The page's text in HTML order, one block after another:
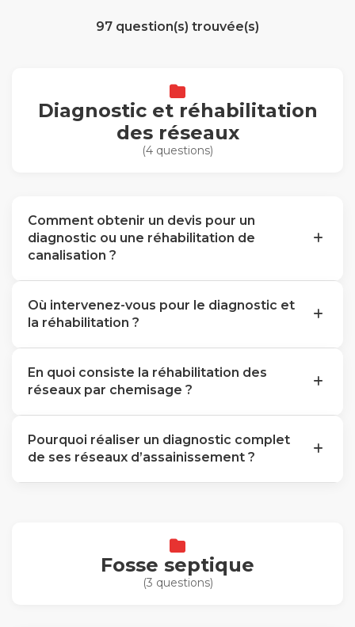
97 question(s) trouvée(s)
Diagnostic et réhabilitation
des réseaux
(4 questions)
Comment obtenir un devis pour un
diagnostic ou une réhabilitation de
canalisation ?
Où intervenez-vous pour le diagnostic et
la réhabilitation ?
En quoi consiste la réhabilitation des
réseaux par chemisage ?
Pourquoi réaliser un diagnostic complet
de ses réseaux d’assainissement ?
Fosse septique
(3 questions)